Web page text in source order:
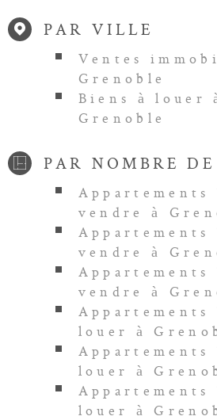
PAR VILLE
Ventes
Grenoble
Biens à louer
Grenoble
PAR NOMBRE
Appartements
vendre à
Appartements
vendre à
Appartements
vendre à
Appartements
louer à
Appartements
louer à
Appartements
louer à